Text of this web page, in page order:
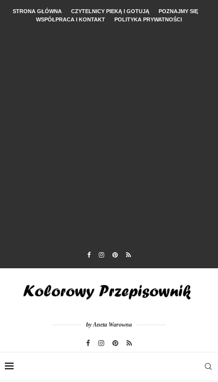
STRONA GŁÓWNA CZYTELNICY PIEKĄ I GOTUJĄ
POZNAJMY SIĘ
WSPÓŁPRACA I KONTAKT
POLITYKA PRYWATNOŚCI
by Aneta Warowna